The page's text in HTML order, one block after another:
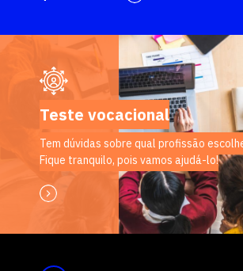
Teste vocacional
Tem dúvidas sobre qual profissão
Fique tranquilo, pois vamos ajudá-lo!